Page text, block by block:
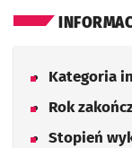
Kategoria
Rok
Stopień